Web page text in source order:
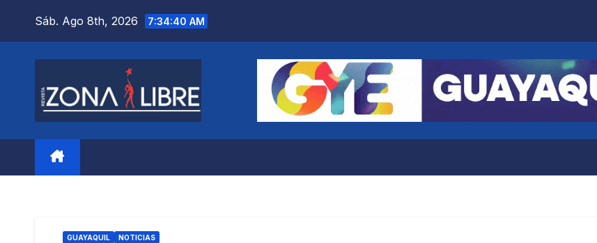
Sáb. Ago 8th, 2026 7:34:42 AM
GUAYAQUIL NOTICIAS